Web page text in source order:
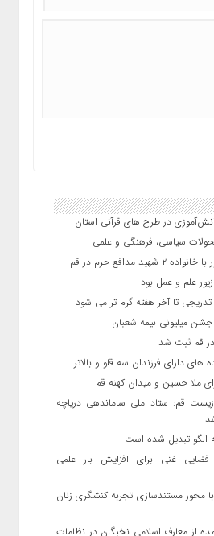
سیاسی، فرهنگی و علمی
مدافع حرم در قم
علم و عمل بود
تا آخر هفته گرم تر می شود
جشن میلیونی نیمه شعبان
های دارای فرزندان سه قلو و بالاتر
ملا حسین و میدان کهنه قم
قم: ستاد ملی ساماندهی دریاچه
الگو تبدیل شده است
غنی برای افزایش بار علمی
در قم با محور مستندسازی تجربه کنشگری زنان
از معارف اسلامی نخبگان در نظامات